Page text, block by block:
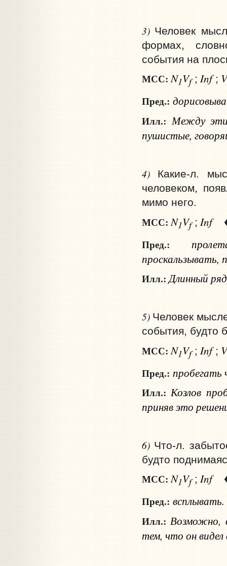
3) Человек
формах,
события на
МСС: N1Vf; Inf; V
Пред.:
Илл.: Между
пушистые,
4)
Какие‑л.
человеком,
мимо него.
МСС: N1Vf; Inf
Пред.:
проскальзывать,
Илл.: Длинный
5) Человек
события, будто
МСС: N1Vf; Inf; V
Пред.: пробегать
Илл.: Козлов
приняв это
6) Что‑л.
будто
МСС: N1Vf; Inf
Пред.: всплывать.
Илл.: Возможно,
тем, что он видел